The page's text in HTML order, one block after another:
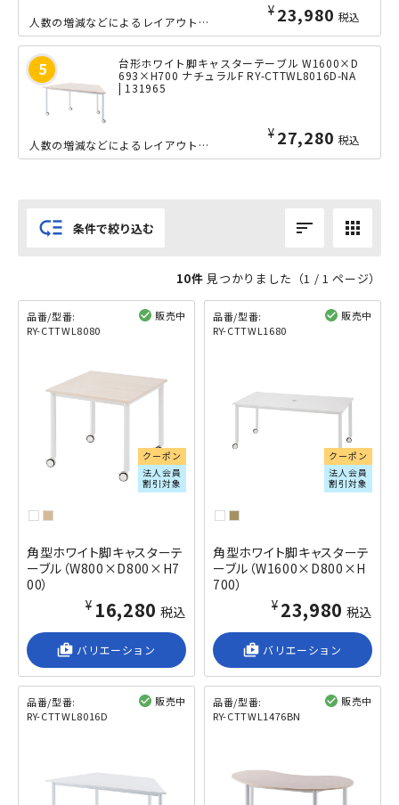
¥ 23,980 税込
人数の増減などによるレイアウト変更に即座に対応できる、大型キャスター付きの長方形キャスターテーブル。天板裏は耐久性に優れたフレーム構造となっておりますので、どんなシーンでも安心してご使用いただけます。...
台形ホワイト脚キャスターテーブル W1600×D
693×H700 ナチュラルF RY-CTTWL8016D-NA
| 131965
¥ 27,280 税込
人数の増減などによるレイアウト変更に即座に対応できる、大型キャスター付きの台形キャスターテーブル。例えば、2台を横に並べて講義型にしたり、4台を並べてトライアングル型にしたり、向い合わせて六角形型にし...
low_priority 条件で絞り込む sort apps
10件 見つかりました（1 / 1 ページ）
品番/型番:
RY-CTTWL8080
販売中
クーポン
法人会員
割引対象
角型ホワイト脚キャスターテ
ーブル（W800×D800×H7
00）
¥16,280 税込
shop_2 バリエーション
品番/型番:
RY-CTTWL1680
販売中
クーポン
法人会員
割引対象
角型ホワイト脚キャスターテ
ーブル（W1600×D800×H
700）
¥23,980 税込
shop_2 バリエーション
品番/型番:
RY-CTTWL8016D
販売中
品番/型番:
RY-CTTWL1476BN
販売中